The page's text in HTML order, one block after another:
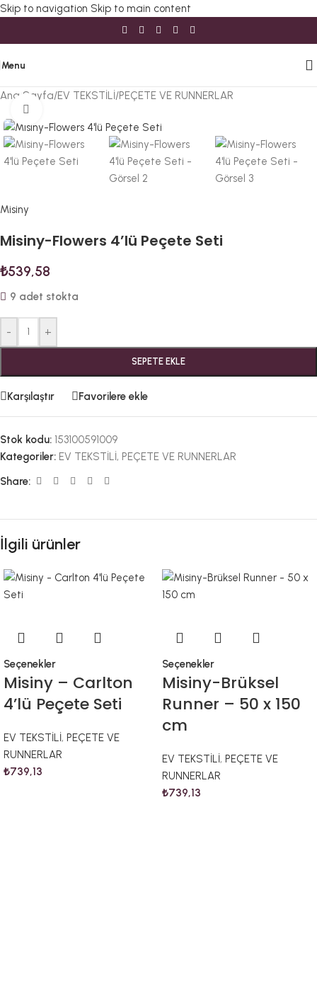
Skip to navigation Skip to main content
Menu
Ana Sayfa/EV TEKSTİLİ/PEÇETE VE RUNNERLAR
Misiny
Misiny-Flowers 4’lü Peçete Seti
₺539,58
9 adet stokta
- +
SEPETE EKLE
Karşılaştır Favorilere ekle
Stok kodu: 153100591009
Kategoriler: EV TEKSTİLİ, PEÇETE VE RUNNERLAR
Share:
İlgili ürünler
Seçenekler
Misiny – Carlton
4’lü Peçete Seti
EV TEKSTİLİ, PEÇETE VE
RUNNERLAR
₺739,13
Seçenekler
Misiny-Brüksel
Runner – 50 x 150
cm
EV TEKSTİLİ, PEÇETE VE
RUNNERLAR
₺739,13